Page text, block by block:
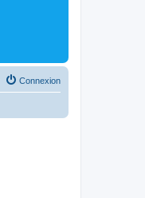
Connexion